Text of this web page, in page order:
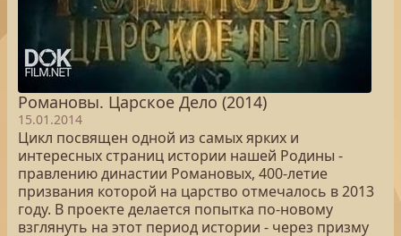
Романовы. Царское Дело (2014)
15.01.2014
Цикл посвящен одной из самых ярких и
интересных страниц истории нашей Родины -
правлению династии Романовых, 400-летие
призвания которой на царство отмечалось в 2013
году. В проекте делается попытка по-новому
взглянуть на этот период истории - через призму